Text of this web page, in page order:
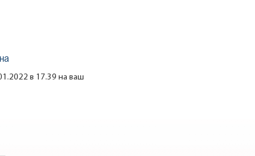
в 17.39 на ваш